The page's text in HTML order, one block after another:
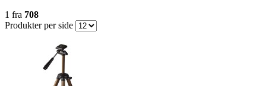
1 fra 708
Produkter per side